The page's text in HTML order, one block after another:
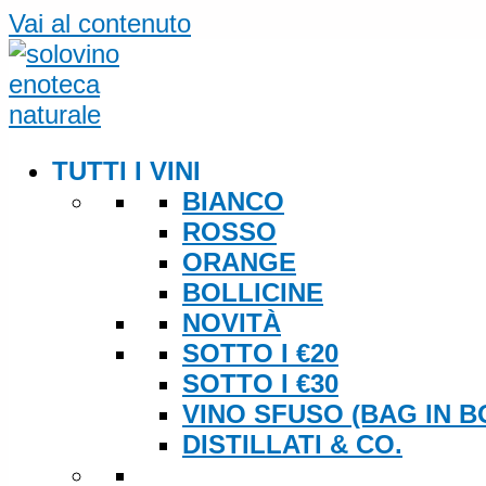
Vai al contenuto
TUTTI I VINI
BIANCO
ROSSO
ORANGE
BOLLICINE
NOVITÀ
SOTTO I €20
SOTTO I €30
VINO SFUSO (BAG IN
DISTILLATI & CO.